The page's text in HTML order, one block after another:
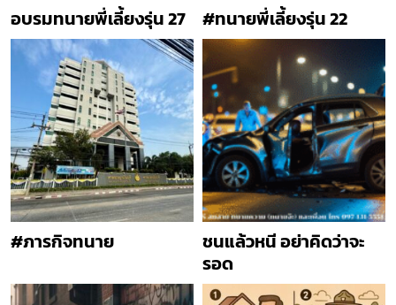
อบรมทนายพี่เลี้ยงรุ่น 27 #ทนายพี่เลี้ยงรุ่น 22
#ภารกิจทนาย
ชนแล้วหนี อย่าคิดว่าจะ
รอด